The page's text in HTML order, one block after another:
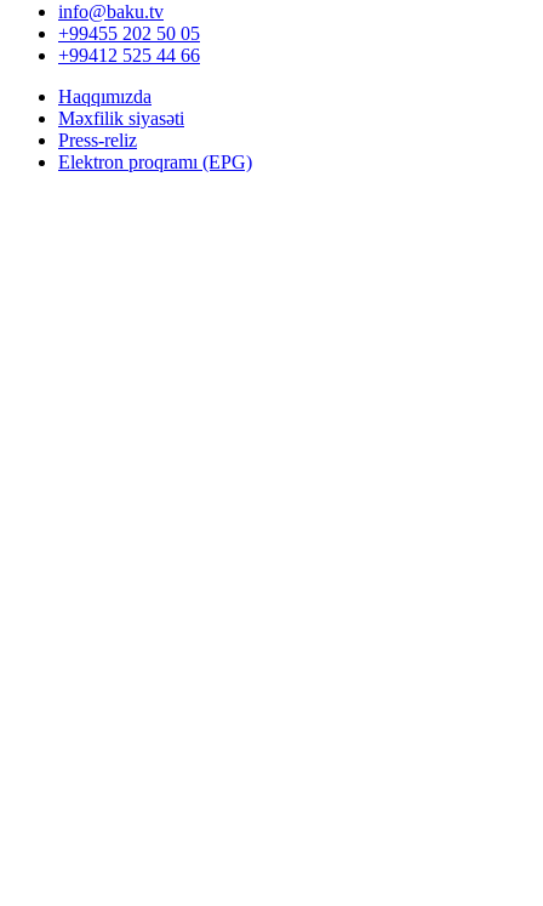
info@baku.tv
+99455 202 50 05
+99412 525 44 66
Haqqımızda
Məxfilik siyasəti
Press-reliz
Elektron proqramı (EPG)